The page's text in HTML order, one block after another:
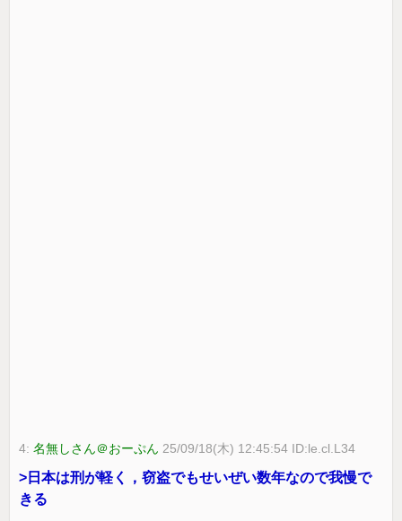
4:名無しさん＠おーぷん 25/09/18(木) 12:45:54 ID:le.cl.L34
>日本は刑が軽く，窃盗でもせいぜい数年なので我慢で
きる